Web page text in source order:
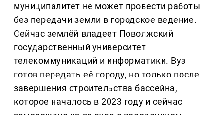
муниципалитет не может провести работы
без передачи земли в городское ведение.
Сейчас землёй владеет Поволжский
государственный университет
телекоммуникаций и информатики. Вуз
готов передать её городу, но только после
завершения строительства бассейна,
которое началось в 2023 году и сейчас